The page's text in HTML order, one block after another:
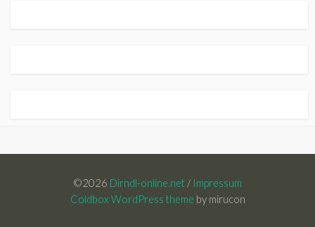
©2026 Dirndl-online.net / Impressum
Coldbox WordPress theme by mirucon